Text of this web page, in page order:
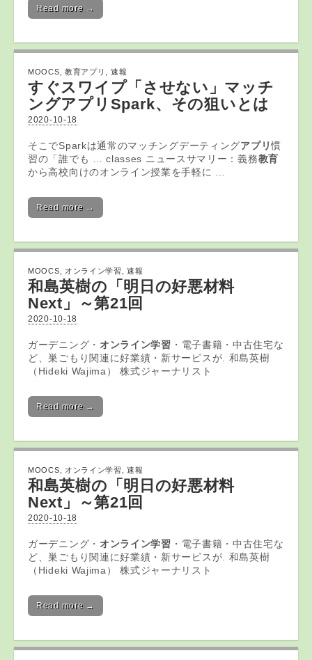
Read more →
MOOCS 教育アプリ 速報
すぐスワイプ「させない」マッチ
ングアプリ Spark、その狙いとは
2020-10-18
そこでSparkは通常のマッチングデーティングアプリ慣
習の「誰でも … classes ニュースサマリー：義務教育
から高校向けのオンライン授業を手軽に …
Read more →
MOOCS オンライン学習 ,速報
和島英樹の「明日の好悪材料
Next」～第21回
2020-10-18
ガーデニング・ オンライン学習 ・電子書籍・中古住宅な
ど、巣ごもり関連に好業績・新サービスが. 和島英樹
（Hideki Wajima） 株式ジャーナリスト
Read more →
MOOCS オンライン学習 ,速報
和島英樹の「明日の好悪材料
Next」～第21回
2020-10-18
ガーデニング・ オンライン学習 ・電子書籍・中古住宅な
ど、巣ごもり関連に好業績・新サービスが. 和島英樹
（Hideki Wajima） 株式ジャーナリスト
Read more →